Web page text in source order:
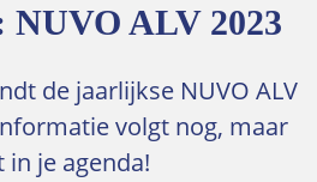
NUVO ALV 2023
de jaarlijkse NUVO ALV
volgt nog, maar
je agenda!